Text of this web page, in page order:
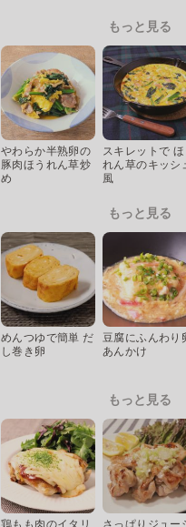
もっと見る
やわらか半熟卵の
豚肉ほうれん草炒
め
スキレットで
れん草のキッシ
風
もっと見る
めんつゆで簡単 だ
し巻き卵
豆腐にふんわり
あんかけ
もっと見る
鶏もも肉のイタリ さっぱりジュー